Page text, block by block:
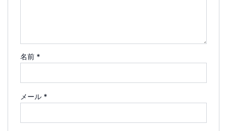
名前 *
メール *